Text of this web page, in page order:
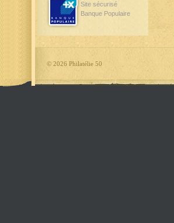
Site sécurisé
Banque Populaire
© 2026 Philatélie 50